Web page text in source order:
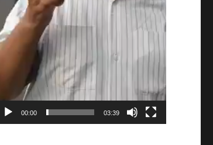
00:00 03:39